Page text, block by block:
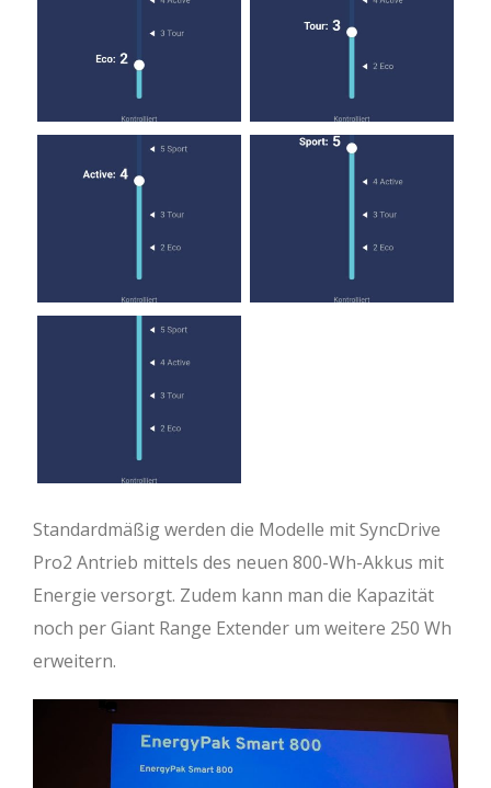
Standardmäßig werden die Modelle mit SyncDrive
Pro2 Antrieb mittels des neuen 800-Wh-Akkus mit
Energie versorgt. Zudem kann man die Kapazität
noch per Giant Range Extender um weitere 250 Wh
erweitern.